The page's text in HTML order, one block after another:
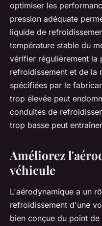
optimiser les
pression adéquate
liquide de
température stable du
vérifier régulièrement la
refroidissement et de la
spécifiées par le
trop élevée peut
conduites de
trop basse peut
Améliorez
véhicule
L'aérodynamique a un
refroidissement d'une
bien conçue du point